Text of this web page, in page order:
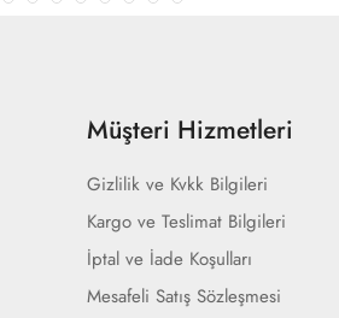
Müşteri Hizmetleri
Gizlilik ve Kvkk Bilgileri
Kargo ve Teslimat Bilgileri
İptal ve İade Koşulları
Mesafeli Satış Sözleşmesi